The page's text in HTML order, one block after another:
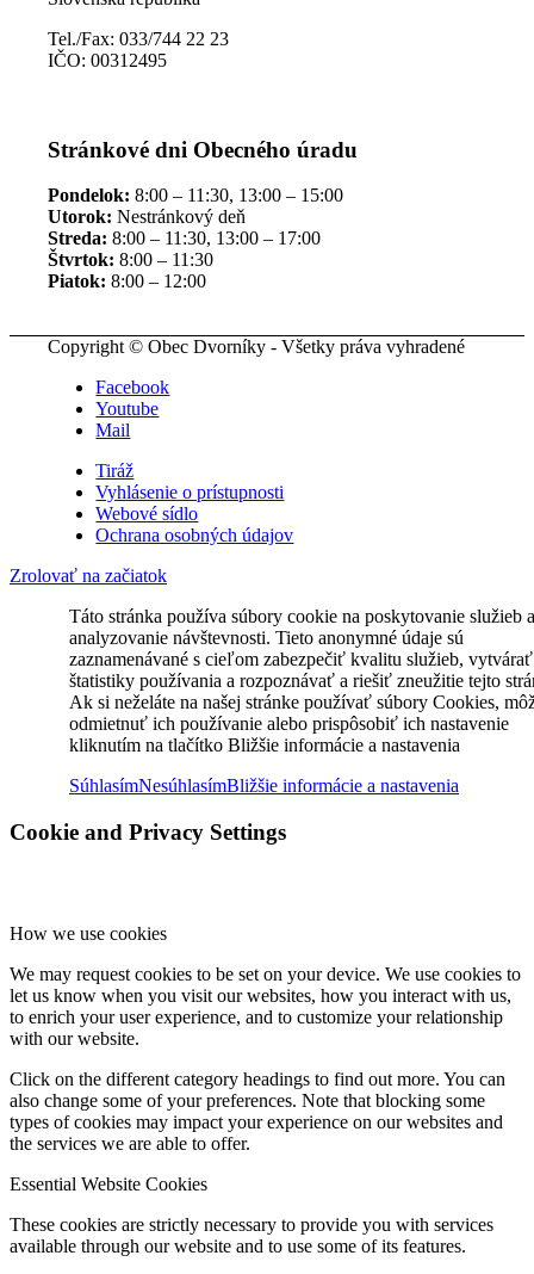
Tel./Fax: 033/744 22 23
IČO: 00312495
Stránkové dni Obecného úradu
Pondelok: 8:00 – 11:30, 13:00 – 15:00
Utorok: Nestránkový deň
Streda: 8:00 – 11:30, 13:00 – 17:00
Štvrtok: 8:00 – 11:30
Piatok: 8:00 – 12:00
Copyright © Obec Dvorníky - Všetky práva vyhradené
Facebook
Youtube
Mail
Tiráž
Vyhlásenie o prístupnosti
Webové sídlo
Ochrana osobných údajov
Zrolovať na začiatok
Táto stránka používa súbory cookie na poskytovanie služieb a
analyzovanie návštevnosti. Tieto anonymné údaje sú
zaznamenávané s cieľom zabezpečiť kvalitu služieb, vytvárať
štatistiky používania a rozpoznávať a riešiť zneužitie tejto
Ak si neželáte na našej stránke používať súbory Cookies,
odmietnuť ich používanie alebo prispôsobiť ich nastavenie
kliknutím na tlačítko Bližšie informácie a nastavenia
SúhlasímNesúhlasímBližšie informácie a nastavenia
Cookie and Privacy Settings
How we use cookies
We may request cookies to be set on your device. We use cookies to
let us know when you visit our websites, how you interact with us,
to enrich your user experience, and to customize your relationship
with our website.
Click on the different category headings to find out more. You can
also change some of your preferences. Note that blocking some
types of cookies may impact your experience on our websites and
the services we are able to offer.
Essential Website Cookies
These cookies are strictly necessary to provide you with services
available through our website and to use some of its features.